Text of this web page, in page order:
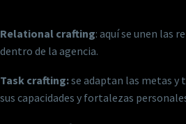
Relational crafting: aquí se unen las
dentro de la agencia.
Task crafting:se adaptan las metas y
sus capacidades y fortalezas